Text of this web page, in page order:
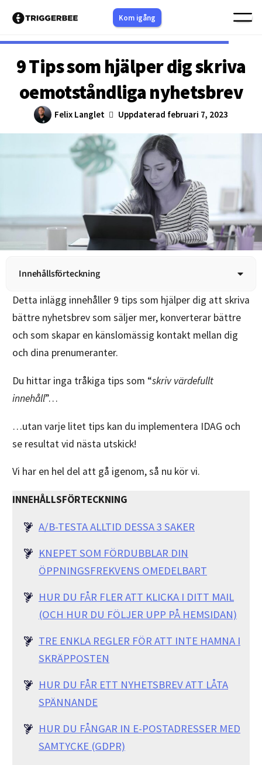
innehåll
Kom igång
9 Tips som hjälper dig skriva
oemotståndliga nyhetsbrev
Felix Langlet Uppdaterad februari 7, 2023
Detta inlägg innehåller 9 tips som hjälper dig att skriva
bättre nyhetsbrev som säljer mer, konverterar bättre
och som skapar en känslomässig kontakt mellan dig
och dina prenumeranter.
Du hittar inga tråkiga tips som “skriv värdefullt
innehåll”…
…utan varje litet tips kan du implementera IDAG och
se resultat vid nästa utskick!
Vi har en hel del att gå igenom, så nu kör vi.
INNEHÅLLSFÖRTECKNING
A/B-TESTA ALLTID DESSA 3 SAKER
KNEPET SOM FÖRDUBBLAR DIN
ÖPPNINGSFREKVENS OMEDELBART
HUR DU FÅR FLER ATT KLICKA I DITT MAIL
(OCH HUR DU FÖLJER UPP PÅ HEMSIDAN)
TRE ENKLA REGLER FÖR ATT INTE HAMNA I
SKRÄPPOSTEN
HUR DU FÅR ETT NYHETSBREV ATT LÅTA
SPÄNNANDE
HUR DU FÅNGAR IN E-POSTADRESSER MED
SAMTYCKE (GDPR)
Innehållsförteckning